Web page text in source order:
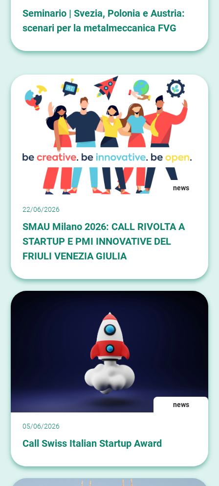
Seminario | Svezia, Polonia e Austria:
scenari per la metalmeccanica FVG
news
22/06/2026
SMAU Milano 2026: CALL RIVOLTA A
STARTUP E PMI INNOVATIVE DEL
FRIULI VENEZIA GIULIA
news
05/06/2026
Call Swiss Italian Startup Award